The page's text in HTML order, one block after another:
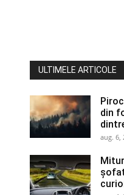
ULTIMELE ARTICOLE
din
aug. 6,